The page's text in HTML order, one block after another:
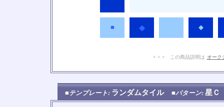
■ ◆ ◆
+ + + この商品説明は オーク
■テンプレート: ランダムタイル ■パターン: 星